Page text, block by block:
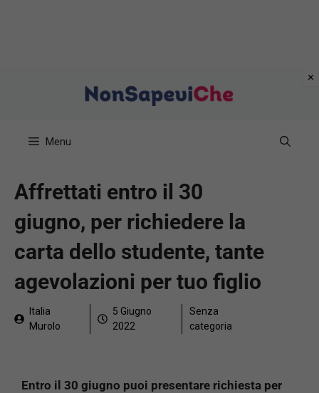
Menu
Affrettati entro il 30
giugno, per richiedere la
carta dello studente, tante
agevolazioni per tuo figlio
Italia
Murolo
5 Giugno
2022
Senza
categoria
Entro il 30 giugno puoi presentare richiesta per